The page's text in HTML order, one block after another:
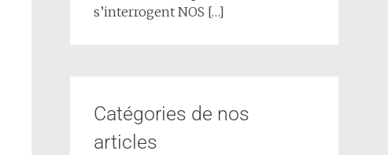
s’interrogent NOS […]
Catégories de nos
articles